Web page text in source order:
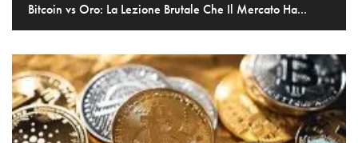
Bitcoin vs Oro: La Lezione Brutale Che Il Mercato Ha...